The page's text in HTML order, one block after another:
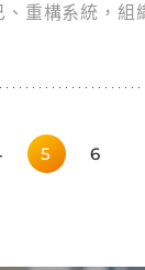
重構系統，組
5 6